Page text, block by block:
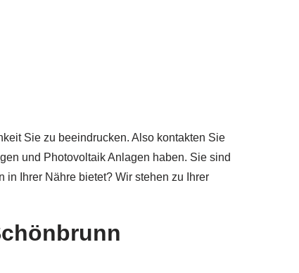
Sie zu beeindrucken. Also kontakten Sie
und Photovoltaik Anlagen haben. Sie sind
Ihrer Nähre bietet? Wir stehen zu Ihrer